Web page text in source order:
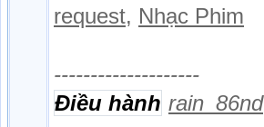
request, Nhạc Phim
--------------------
Điều hành rain_86nd